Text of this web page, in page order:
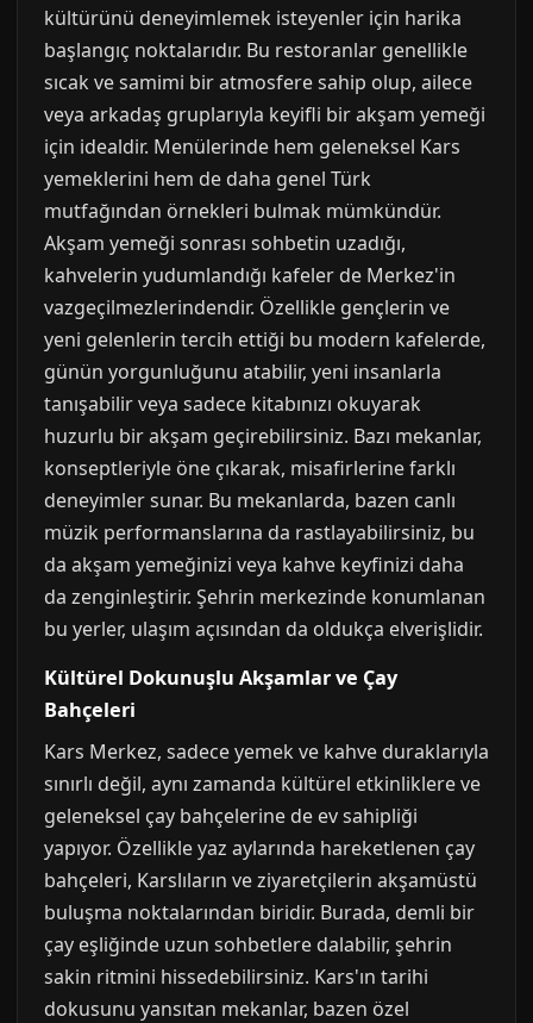
kültürünü deneyimlemek isteyenler için harika
başlangıç noktalarıdır. Bu restoranlar genellikle
sıcak ve samimi bir atmosfere sahip olup, ailece
veya arkadaş gruplarıyla keyifli bir akşam yemeği
için idealdir. Menülerinde hem geleneksel Kars
yemeklerini hem de daha genel Türk
mutfağından örnekleri bulmak mümkündür.
Akşam yemeği sonrası sohbetin uzadığı,
kahvelerin yudumlandığı kafeler de Merkez'in
vazgeçilmezlerindendir. Özellikle gençlerin ve
yeni gelenlerin tercih ettiği bu modern kafelerde,
günün yorgunluğunu atabilir, yeni insanlarla
tanışabilir veya sadece kitabınızı okuyarak
huzurlu bir akşam geçirebilirsiniz. Bazı mekanlar,
konseptleriyle öne çıkarak, misafirlerine farklı
deneyimler sunar. Bu mekanlarda, bazen canlı
müzik performanslarına da rastlayabilirsiniz, bu
da akşam yemeğinizi veya kahve keyfinizi daha
da zenginleştirir. Şehrin merkezinde konumlanan
bu yerler, ulaşım açısından da oldukça elverişlidir.
Kültürel Dokunuşlu Akşamlar ve Çay
Bahçeleri
Kars Merkez, sadece yemek ve kahve duraklarıyla
sınırlı değil, aynı zamanda kültürel etkinliklere ve
geleneksel çay bahçelerine de ev sahipliği
yapıyor. Özellikle yaz aylarında hareketlenen çay
bahçeleri, Karslıların ve ziyaretçilerin akşamüstü
buluşma noktalarından biridir. Burada, demli bir
çay eşliğinde uzun sohbetlere dalabilir, şehrin
sakin ritmini hissedebilirsiniz. Kars'ın tarihi
dokusunu yansıtan mekanlar, bazen özel